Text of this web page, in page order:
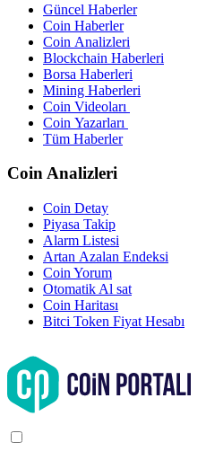
Güncel Haberler
Coin Haberler
Coin Analizleri
Blockchain Haberleri
Borsa Haberleri
Mining Haberleri
Coin Videoları
Coin Yazarları
Tüm Haberler
Coin Analizleri
Coin Detay
Piyasa Takip
Alarm Listesi
Artan Azalan Endeksi
Coin Yorum
Otomatik Al sat
Coin Haritası
Bitci Token Fiyat Hesabı